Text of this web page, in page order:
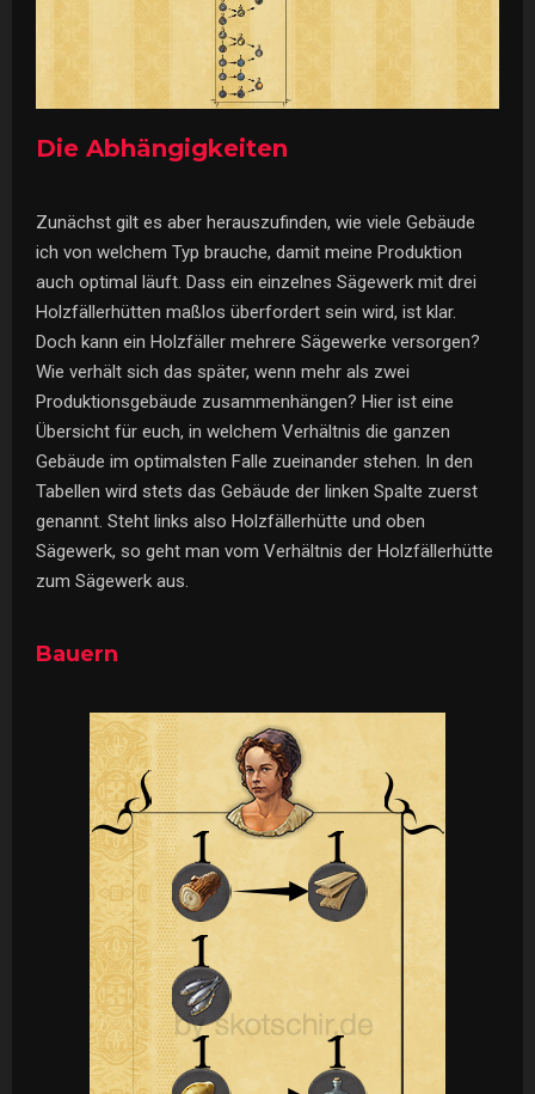
Die Abhängigkeiten
Zunächst gilt es aber herauszufinden, wie viele Gebäude
ich von welchem Typ brauche, damit meine Produktion
auch optimal läuft. Dass ein einzelnes Sägewerk mit drei
Holzfällerhütten maßlos überfordert sein wird, ist klar.
Doch kann ein Holzfäller mehrere Sägewerke versorgen?
Wie verhält sich das später, wenn mehr als zwei
Produktionsgebäude zusammenhängen? Hier ist eine
Übersicht für euch, in welchem Verhältnis die ganzen
Gebäude im optimalsten Falle zueinander stehen. In den
Tabellen wird stets das Gebäude der linken Spalte zuerst
genannt. Steht links also Holzfällerhütte und oben
Sägewerk, so geht man vom Verhältnis der Holzfällerhütte
zum Sägewerk aus.
Bauern